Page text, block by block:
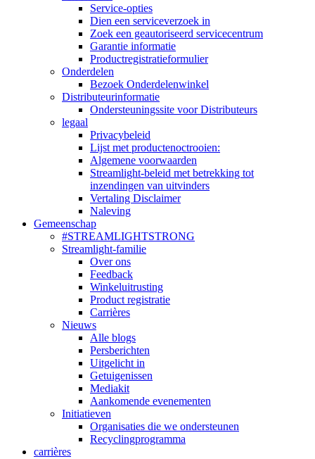
Service-opties
Dien een serviceverzoek in
Zoek een geautoriseerd servicecentrum
Garantie informatie
Productregistratieformulier
Onderdelen
Bezoek Onderdelenwinkel
Distributeurinformatie
Ondersteuningssite voor Distributeurs
legaal
Privacybeleid
Lijst met productenoctrooien:
Algemene voorwaarden
Streamlight-beleid met betrekking tot
inzendingen van uitvinders
Vertaling Disclaimer
Naleving
Gemeenschap
#STREAMLIGHTSTRONG
Streamlight-familie
Over ons
Feedback
Winkeluitrusting
Product registratie
Carrières
Nieuws
Alle blogs
Persberichten
Uitgelicht in
Getuigenissen
Mediakit
Aankomende evenementen
Initiatieven
Organisaties die we ondersteunen
Recyclingprogramma
carrières